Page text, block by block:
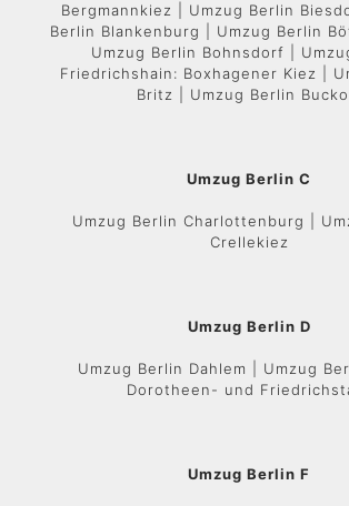
Bergmannkiez | Umzug Berlin
Berlin Blankenburg | Umzug Berlin
Umzug Berlin Bohnsdorf |
Friedrichshain: Boxhagener Kiez |
Britz | Umzug Berlin
Umzug Berlin C
Umzug Berlin Charlottenburg |
Crellekiez
Umzug Berlin D
Umzug Berlin Dahlem | Umzug
Dorotheen- und
Umzug Berlin F